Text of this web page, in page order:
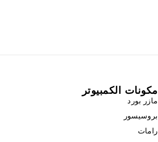
مكونات الكمبيوتر
مازر بورد
بروسيسور
رامات